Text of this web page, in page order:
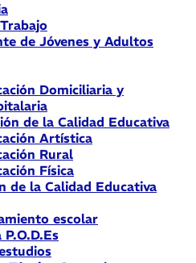
de Jóvenes y Adultos
Domiciliaria y
de la Calidad Educativa
Artística
Rural
Física
de la Calidad Educativa
escolar